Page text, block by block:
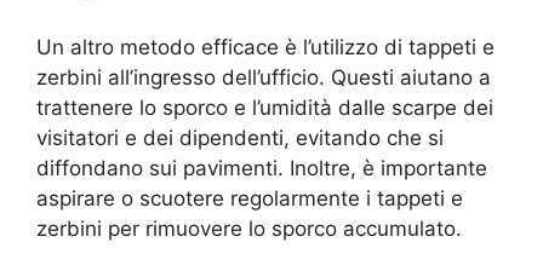
Un altro metodo efficace è l’utilizzo di tappeti e
zerbini all’ingresso dell’ufficio. Questi aiutano a
trattenere lo sporco e l’umidità dalle scarpe dei
visitatori e dei dipendenti, evitando che si
diffondano sui pavimenti. Inoltre, è importante
aspirare o scuotere regolarmente i tappeti e
zerbini per rimuovere lo sporco accumulato.